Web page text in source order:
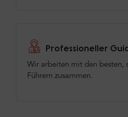
Professioneller
Wir arbeiten mit den besten,
Führern zusammen.